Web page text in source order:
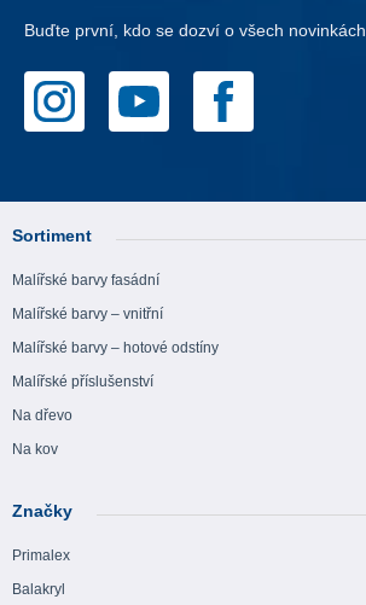
Buďte první, kdo se dozví o všech novinkách.
Sortiment
Malířské barvy fasádní
Malířské barvy – vnitřní
Malířské barvy – hotové odstíny
Malířské příslušenství
Na dřevo
Na kov
Značky
Primalex
Balakryl